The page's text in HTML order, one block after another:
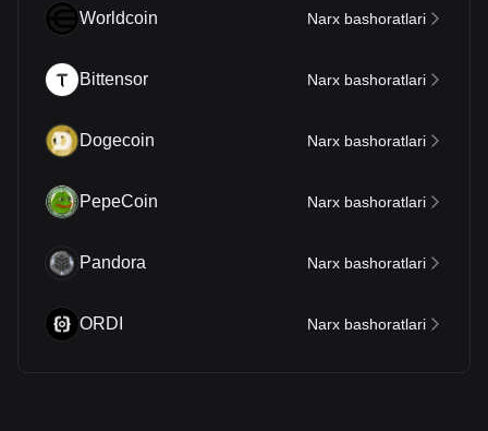
Worldcoin Narx bashoratlari
Bittensor Narx bashoratlari
Dogecoin Narx bashoratlari
PepeCoin Narx bashoratlari
Pandora Narx bashoratlari
ORDI Narx bashoratlari